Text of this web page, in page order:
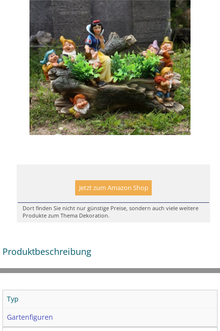
Jetzt zum Amazon Shop
Dort finden Sie nicht nur günstige Preise, sondern auch viele weitere
Produkte zum Thema Dekoration.
Produktbeschreibung
Typ
Gartenfiguren